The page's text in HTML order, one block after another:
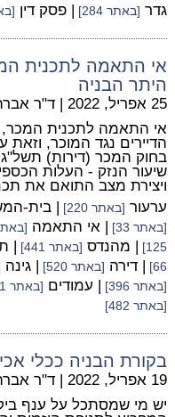
גדר [באתר 284] | פסק דין
אי התאמה לתכנית
היתר הבניה
25 אפריל, 2022 | ד"ר
אי התאמה לתכנית המכר,
הדיירים נגד המוכר,
בחוק המכר (דירות) תשל"ג-
שיעור הנזק - העלות
ויצירת מצב התואם את
ערעור [באתר 220] | בית-
[באתר 33] | אי התאמה [באתר
125]
| מהנדס [באתר 441] |
66]
| דירה [באתר 520] | גינה
[באתר 396] | עמודים [באתר 241]
[באתר 482]
בקורת הבניה ככלי
19 אפריל, 2022 | ד"ר
יש מי שמסתכל על ענף